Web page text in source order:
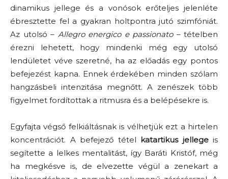
dinamikus jellege és a vonósok erőteljes jelenléte
ébresztette fel a gyakran holtpontra jutó szimfóniát.
Az utolsó – Allegro energico e passionato– tételben
érezni lehetett, hogy mindenki még egy utolsó
lendületet véve szeretné, ha az előadás egy pontos
befejezést kapna. Ennek érdekében minden szólam
hangzásbeli intenzitása megnőtt. A zenészek több
figyelmet fordítottak a ritmusra és a belépésekre is.
Egyfajta végső felkiáltásnak is vélhetjük ezt a hirtelen
koncentrációt. A befejező tétel katartikus jellegeis
segítette a lelkes mentalitást, így Baráti Kristóf, még
ha megkésve is, de elvezette végül a zenekart a